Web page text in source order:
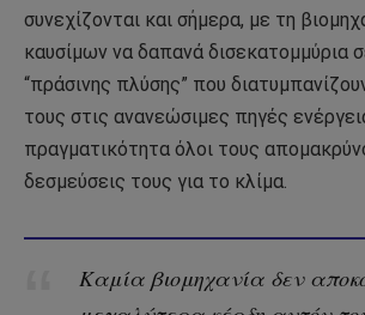
συνεχίζονται και σήμερα, με τη
καυσίμων να δαπανά δισεκατομμύρια
“πράσινης πλύσης” που
τους στις ανανεώσιμες πηγές
πραγματικότητα όλοι τους
δεσμεύσεις τους για το κλίμα.
Καμία βιομηχανία δεν